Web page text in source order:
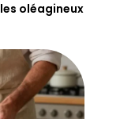
oléagineux